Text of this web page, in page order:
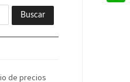
de precios